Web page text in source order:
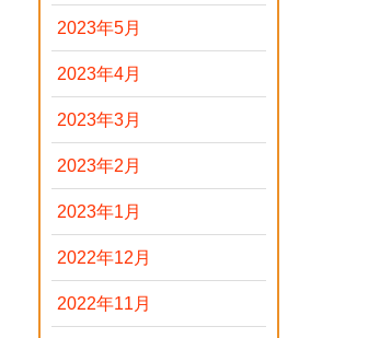
2023年5月
2023年4月
2023年3月
2023年2月
2023年1月
2022年12月
2022年11月